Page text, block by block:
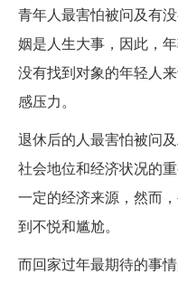
青年人最害怕被问及有
姻是人生大事，因此，
没有找到对象的年轻人
感压力。
退休后的人最害怕被问
社会地位和经济状况的
一定的经济来源，然而
到不悦和尴尬。
而回家过年最期待的事